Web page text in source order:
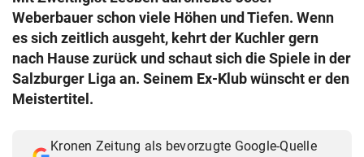
eingeben
© Krone Multimedia GmbH & Co KG 2026
Muthgasse 2, 1190 Wien
Weberbauer schon viele Höhen und Tiefen. Wenn
es sich zeitlich ausgeht, kehrt der Kuchler gern
nach Hause zurück und schaut sich die Spiele in der
Salzburger Liga an. Seinem Ex-Klub wünscht er den
Meistertitel.
Kronen Zeitung als bevorzugte Google-Quelle